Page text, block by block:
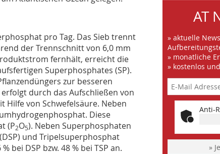
pro Tag. Das Sieb trennt
der Trennschnitt von 6,0 mm
fernhält, erreicht die
Superphosphates (SP).
zur besseren
durch das Aufschließen von
von Schwefelsäure. Neben
Diese
(P2O5). Neben Superphosphaten
und Tripelsuperphosphat
bei DSP bzw. 48 % bei TSP an.
AT
» aktuelle
» monatliche
» kostenlos
Anti-
»